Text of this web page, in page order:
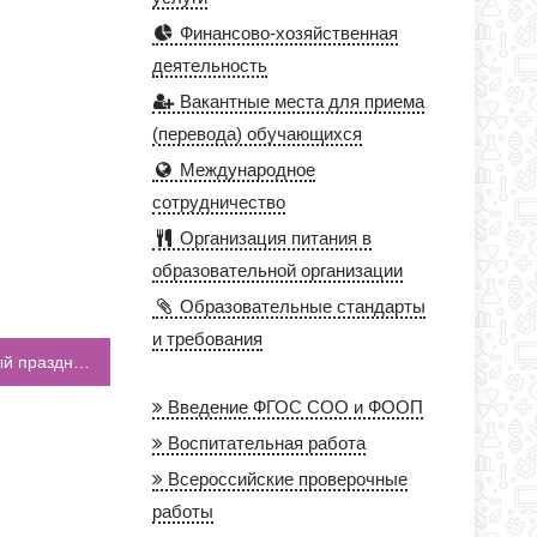
В Октябрьском районе состоялся спортивный праздник «Здоровье и безопасность»
Финансово-хозяйственная
деятельность
Вакантные места для приема
(перевода) обучающихся
Международное
сотрудничество
Организация питания в
образовательной организации
Образовательные стандарты
и требования
Введение ФГОС СОО и ФООП
Воспитательная работа
Всероссийские проверочные
работы